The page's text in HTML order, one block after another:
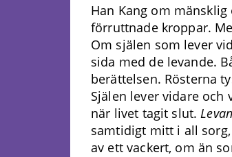
Han Kang om
förruttnade kroppar.
Om själen som lever
sida med de levande.
berättelsen. Rösterna
Själen lever vidare och
när livet tagit slut.
samtidigt mitt i all
av ett vackert, om än